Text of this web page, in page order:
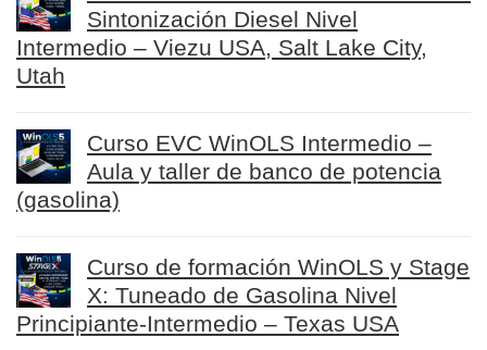
Sintonización Diesel Nivel
Intermedio – Viezu USA, Salt Lake City,
Utah
Curso EVC WinOLS Intermedio –
Aula y taller de banco de potencia
(gasolina)
Curso de formación WinOLS y Stage
X: Tuneado de Gasolina Nivel
Principiante-Intermedio – Texas USA